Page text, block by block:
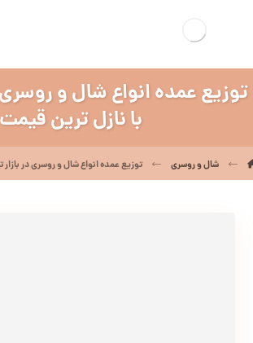
توزیع عمده انواع شال و روسری
با نازل ترین قیمت
شال و روسری توزیع عمده انواع شال و روسری در بازار